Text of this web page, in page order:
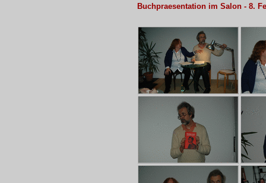
Buchpraesentation im Salon - 8.